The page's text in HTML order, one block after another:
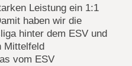
Leistung ein 1:1
haben wir die
hinter dem ESV und
Mittelfeld
vom ESV